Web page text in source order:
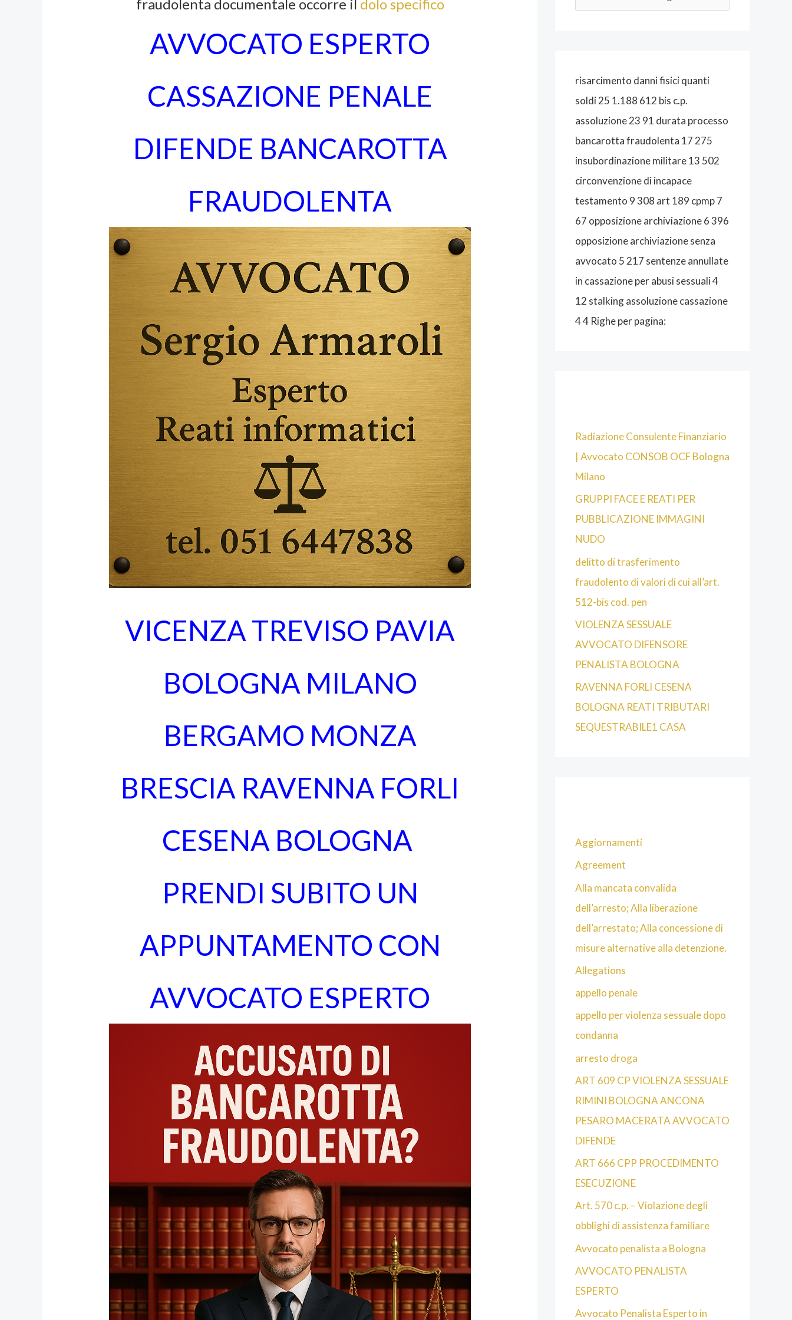
fraudolenta documentale occorre il dolo specifico
AVVOCATO ESPERTO
CASSAZIONE PENALE
DIFENDE BANCAROTTA
FRAUDOLENTA
VICENZA TREVISO PAVIA
BOLOGNA MILANO
BERGAMO MONZA
BRESCIA RAVENNA FORLI
CESENA BOLOGNA
PRENDI SUBITO UN
APPUNTAMENTO CON
AVVOCATO ESPERTO
S
T
A
B
O
L
O
G
N
A
risarcimento danni fisici quanti
soldi 25 1.188 612 bis c.p.
assoluzione 23 91 durata processo
bancarotta fraudolenta 17 275
insubordinazione militare 13 502
circonvenzione di incapace
testamento 9 308 art 189 cpmp 7
67 opposizione archiviazione 6 396
opposizione archiviazione senza
avvocato 5 217 sentenze annullate
in cassazione per abusi sessuali 4
12 stalking assoluzione cassazione
4 4 Righe per pagina:
Radiazione Consulente Finanziario
| Avvocato CONSOB OCF Bologna
Milano
GRUPPI FACE E REATI PER
PUBBLICAZIONE IMMAGINI
NUDO
delitto di trasferimento
fraudolento di valori di cui all’art.
512-bis cod. pen
VIOLENZA SESSUALE
AVVOCATO DIFENSORE
PENALISTA BOLOGNA
RAVENNA FORLI CESENA
BOLOGNA REATI TRIBUTARI
SEQUESTRABILE1 CASA
Aggiornamenti
Agreement
Alla mancata convalida
dell’arresto; Alla liberazione
dell’arrestato; Alla concessione di
misure alternative alla detenzione.
Allegations
appello penale
appello per violenza sessuale dopo
condanna
arresto droga
ART 609 CP VIOLENZA SESSUALE
RIMINI BOLOGNA ANCONA
PESARO MACERATA AVVOCATO
DIFENDE
ART 666 CPP PROCEDIMENTO
ESECUZIONE
Art. 570 c.p. – Violazione degli
obblighi di assistenza familiare
Avvocato penalista a Bologna
AVVOCATO PENALISTA
ESPERTO
Avvocato Penalista Esperto in